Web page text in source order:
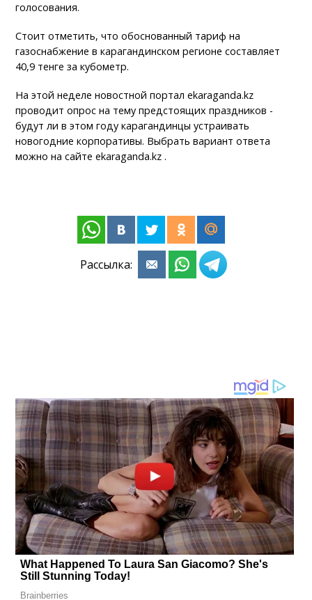
голосования.
Стоит отметить, что обоснованный тариф на
газоснабжение в карагандинском регионе составляет
40,9 тенге за кубометр.
На этой неделе новостной портал ekaraganda.kz
проводит опрос на тему предстоящих праздников -
будут ли в этом году карагандинцы устраивать
новогодние корпоративы. Выбрать вариант ответа
можно на сайте ekaraganda.kz .
Рассылка: